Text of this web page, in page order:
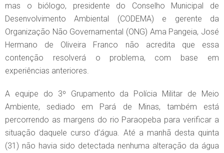
mas o biólogo, presidente do Conselho Municipal de
Desenvolvimento Ambiental (CODEMA) e gerente da
Organização Não Governamental (ONG) Ama Pangeia, José
Hermano de Oliveira Franco não acredita que essa
contenção resolverá o problema, com base em
experiências anteriores.
A equipe do 3º Grupamento da Polícia Militar de Meio
Ambiente, sediado em Pará de Minas, também está
percorrendo as margens do rio Paraopeba para verificar a
situação daquele curso d’água. Até a manhã desta quinta
(31) não havia sido detectada nenhuma alteração da água